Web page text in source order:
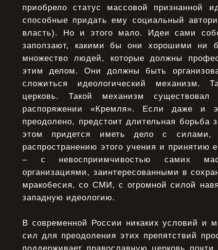
приобрело статус массовой признанной
способные придать ему социальный
власть). Но и этого мало. Идеи сами
заползают, какими бы они хорошими ни
множество людей, которые должны
этим делом. Они должны быть
сложиться идеологический механизм.
церковь. Такой механизм
распоряжении «Кремля». Если даже и
преодолено, предстоит длительная
этом придется иметь дело с силами,
распространению этого учения и принятию
– с невосприимчивостью самих
организациями, заинтересованными в
мракобесия, со СМИ, с огромной силой
западную идеологию.
В современной России никаких условий и
сил для преодоления этих препятствий
поддерживает православную церковь почти